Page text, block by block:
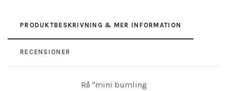
PRODUKTBESKRIVNING & MER INFORMATION
RECENSIONER
Rå "mini bumling